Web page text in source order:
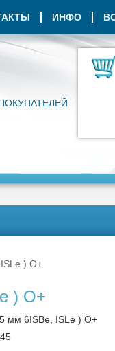
ИНФО
ISLe ) О+
) О+
мм 6ISBe, ISLe ) О+